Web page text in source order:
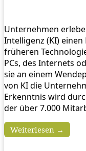
Unternehmen
Intelligenz (KI)
früheren
PCs, des Internets
sie an einem
von KI die
Erkenntnis wird
der über 7.000
Weiterlesen →